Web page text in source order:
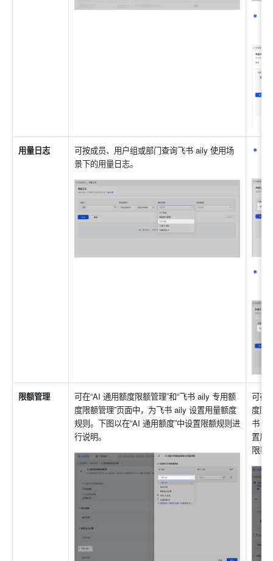
用量日志
可按成员、用户组或部门查询飞书 aily 使用场
景下的用量日志。
限额管理
可在“AI 通用额度限额管理”和“飞书 aily 专用额
度限额管理”页面中，为飞书 aily 设置用量额度
规则。下图以在“AI 通用额度”中设置限额规则进
行说明。
可在
度限
书
置用
限额